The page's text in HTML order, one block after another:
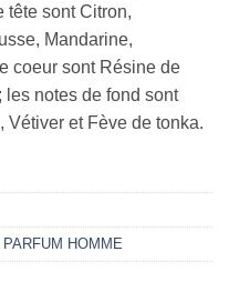
tête sont Citron,
Mandarine,
coeur sont Résine de
les notes de fond sont
Vétiver et Fève de tonka.
PARFUM HOMME